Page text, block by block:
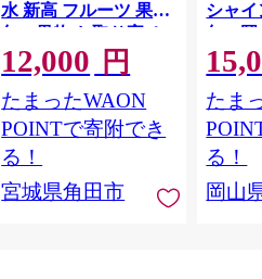
水 新高 フルーツ 果物
旬の果物 お取り寄せ
グルメ 美味しい 甘い
人気 おすすめ 吉川果
樹園 宮城県 角田市
【先行予約（2026年発
送分）】
12,000 円
たまったWAON
POINTで寄附でき
る！
宮城県角田市
シャ
旬の
品｜
もも 桃
旬 シ
ト 果
ーチ
限定
momo
たま
る！
岡山